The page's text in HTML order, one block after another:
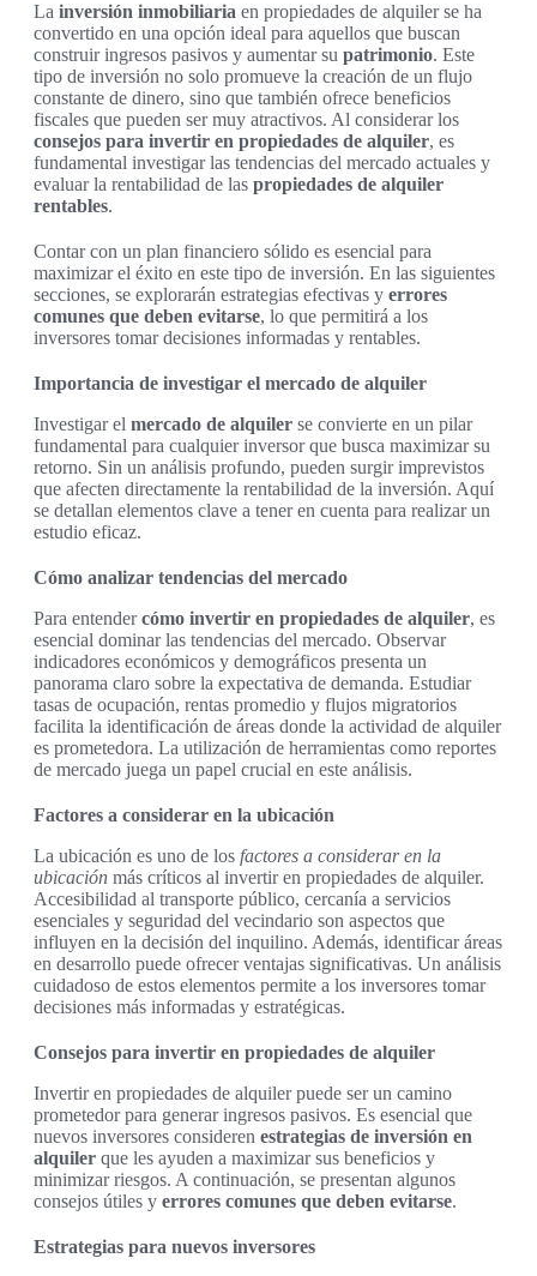
La inversión inmobiliaria en propiedades de alquiler se ha
convertido en una opción ideal para aquellos que buscan
construir ingresos pasivos y aumentar su patrimonio. Este
tipo de inversión no solo promueve la creación de un flujo
constante de dinero, sino que también ofrece beneficios
fiscales que pueden ser muy atractivos. Al considerar los
consejos para invertir en propiedades de alquiler, es
fundamental investigar las tendencias del mercado actuales y
evaluar la rentabilidad de las propiedades de alquiler
rentables.
Contar con un plan financiero sólido es esencial para
maximizar el éxito en este tipo de inversión. En las siguientes
secciones, se explorarán estrategias efectivas y errores
comunes que deben evitarse, lo que permitirá a los
inversores tomar decisiones informadas y rentables.
Importancia de investigar el mercado de alquiler
Investigar el mercado de alquiler se convierte en un pilar
fundamental para cualquier inversor que busca maximizar su
retorno. Sin un análisis profundo, pueden surgir imprevistos
que afecten directamente la rentabilidad de la inversión. Aquí
se detallan elementos clave a tener en cuenta para realizar un
estudio eficaz.
Cómo analizar tendencias del mercado
Para entendercómo invertir en propiedades de alquiler, es
esencial dominar las tendencias del mercado. Observar
indicadores económicos y demográficos presenta un
panorama claro sobre la expectativa de demanda. Estudiar
tasas de ocupación, rentas promedio y flujos migratorios
facilita la identificación de áreas donde la actividad de alquiler
es prometedora. La utilización de herramientas como reportes
de mercado juega un papel crucial en este análisis.
Factores a considerar en la ubicación
La ubicación es uno de los factores a considerar en la
ubicación más críticos al invertir en propiedades de alquiler.
Accesibilidad al transporte público, cercanía a servicios
esenciales y seguridad del vecindario son aspectos que
influyen en la decisión del inquilino. Además, identificar áreas
en desarrollo puede ofrecer ventajas significativas. Un análisis
cuidadoso de estos elementos permite a los inversores tomar
decisiones más informadas y estratégicas.
Consejos para invertir en propiedades de alquiler
Invertir en propiedades de alquiler puede ser un camino
prometedor para generar ingresos pasivos. Es esencial que
nuevos inversores consideren estrategias de inversión en
alquiler que les ayuden a maximizar sus beneficios y
minimizar riesgos. A continuación, se presentan algunos
consejos útiles y errores comunes que deben evitarse.
Estrategias para nuevos inversores